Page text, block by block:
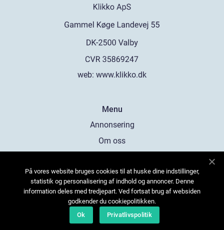
web: www.klikko.dk
Menu
Annonsering
Om oss
Kontakta oss
Sitemap
På vores website bruges cookies til at huske dine indstillinger,
statistik og personalisering af indhold og annoncer. Denne
information deles med tredjepart. Ved fortsat brug af websiden
godkender du cookiepolitikken.
Ok
Privatlivspolitik